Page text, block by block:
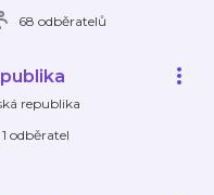
68 odběratelů
republika
1 odběratel